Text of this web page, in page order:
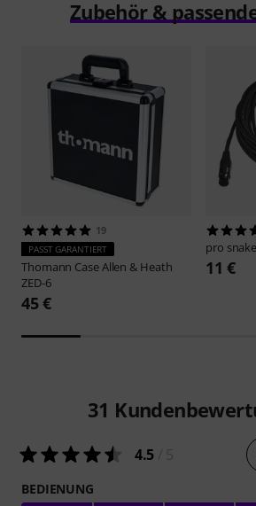
Zubehör &
19
PASST GARANTIERT
Thomann Case Allen & Heath
ZED-6
45 €
pro
11 €
31
4.5
BEDIENUNG